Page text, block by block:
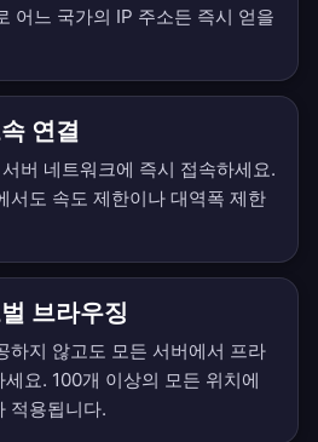
어느 국가의 IP 주소든 즉시 얻을
연결
버 네트워크에 즉시 접속하세요.
서도 속도 제한이나 대역폭 제한
브라우징
하지 않고도 모든 서버에서 프라
요. 100개 이상의 모든 위치에
적용됩니다.